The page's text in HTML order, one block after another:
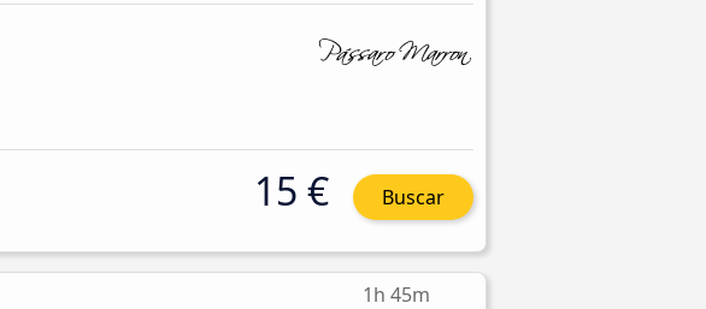
15 € Buscar
1h 45m